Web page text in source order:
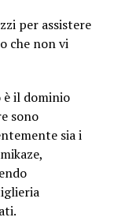
per assistere
che non vi
il dominio
sono
sia i